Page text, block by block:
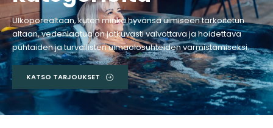
Ulkoporealtaan, kuten minkä hyvänsä uimiseen tarkoitetun
altaan, vedenlaatua on jatkuvasti valvottava ja hoidettava
puhtaiden ja turvallisten uimaolosuhteiden varmistamiseksi.
KATSO TARJOUKSET